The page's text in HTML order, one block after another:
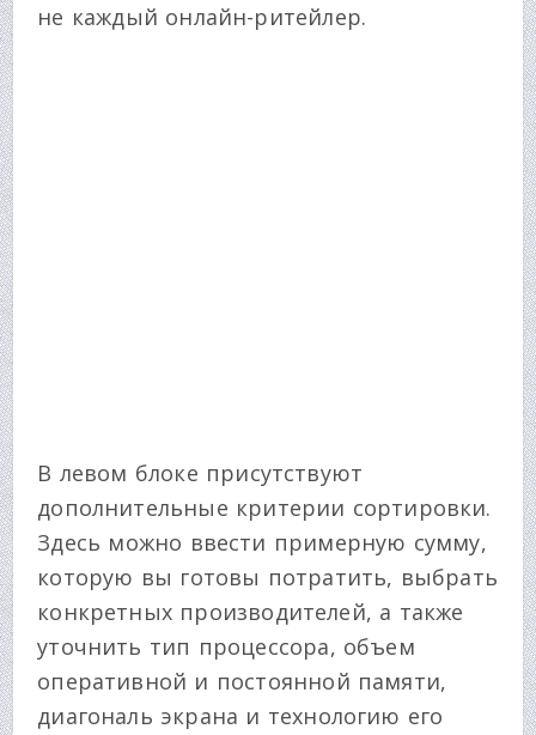
не каждый онлайн-ритейлер.
В левом блоке присутствуют
дополнительные критерии сортировки.
Здесь можно ввести примерную сумму,
которую вы готовы потратить, выбрать
конкретных производителей, а также
уточнить тип процессора, объем
оперативной и постоянной памяти,
диагональ экрана и технологию его